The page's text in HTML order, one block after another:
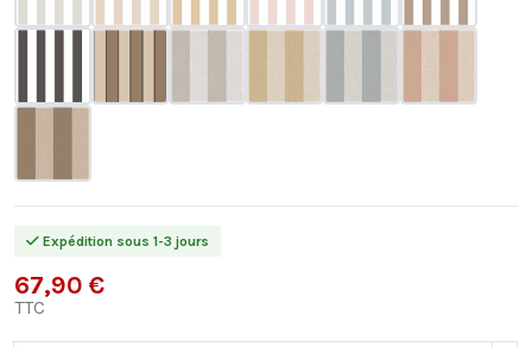
Expédition sous 1-3 jours
67,90 €
TTC